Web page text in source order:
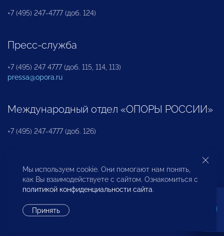
+7 (495) 247-4777 (доб. 124)
Пресс-служба
+7 (495) 247 4777 (доб. 115, 114, 113)
pressa@opora.ru
Международный отдел «ОПОРЫ РОССИИ»
+7 (495) 247-4777 (доб. 126)
Бюро по защите прав предпринимателей и
инвесторов
Мы используем cookie. Они помогают нам понять,
как Вы взаимодействуете с сайтом. Ознакомиться с
политикой конфиденциальности сайта.
Принять